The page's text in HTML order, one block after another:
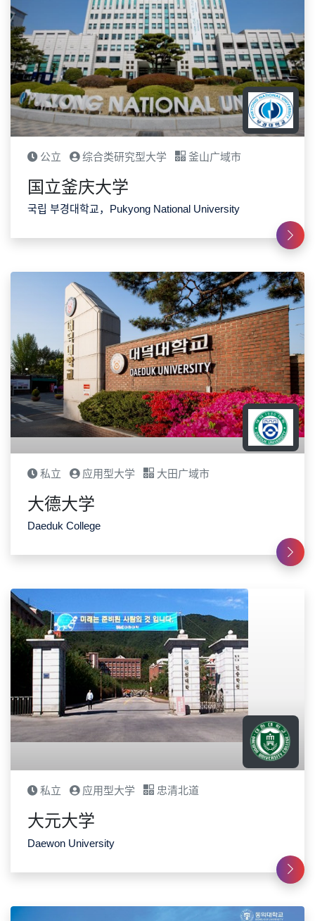
公立 综合类研究型大学 釜山广域市
国立釜庆大学
국립 부경대학교，Pukyong National University
私立 应用型大学 大田广域市
大德大学
Daeduk College
私立 应用型大学 忠清北道
大元大学
Daewon University